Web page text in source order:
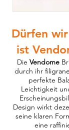
Dürfen
ist
Die Vendome
durch ihr
perfekte
Leichtigkeit
Design wirkt
seine klaren
eine